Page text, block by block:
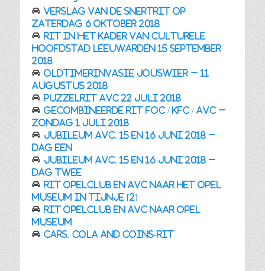
Verslag van de Snertrit op
zaterdag 6 oktober 2018
Rit in het kader van Culturele
Hoofdstad Leeuwarden 15 september
2018
Oldtimerinvasie Jouswier – 11
augustus 2018
Puzzelrit AVC 22 juli 2018
Gecombineerde rit FOC / KFC / AVC –
zondag 1 juli 2018
Jubileum AVC, 15 en 16 juni 2018 –
DAG EEN
Jubileum AVC, 15 en 16 juni 2018 –
DAG TWEE
Rit Opelclub en AVC naar het Opel
Museum in Tijnje [2]
Rit Opelclub en AVC naar Opel
Museum
Cars, Cola and Coins-rit